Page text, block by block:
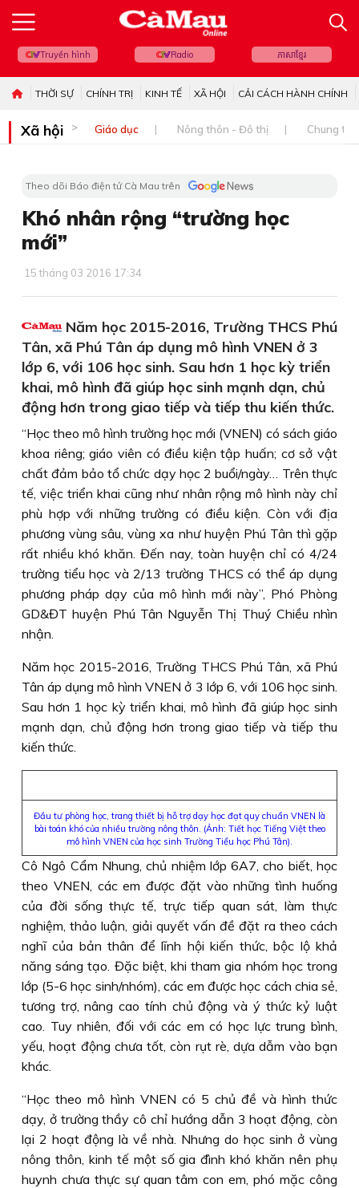
Truyền hình Radio ភាសាខ្មែរ
THỜI SỰ CHÍNH TRỊ KINH TẾ XÃ HỘI CẢI CÁCH HÀNH CHÍNH
Xã hội Giáo dục Nông thôn - Đô thị Chung
Theo dõi Báo điện tử Cà Mau trên
Khó nhân rộng “trường học
mới”
15 tháng 03 2016 17:34
Năm học 2015-2016, Trường THCS Phú
Tân, xã Phú Tân áp dụng mô hình VNEN ở 3
lớp 6, với 106 học sinh. Sau hơn 1 học kỳ triển
khai, mô hình đã giúp học sinh mạnh dạn, chủ
động hơn trong giao tiếp và tiếp thu kiến thức.
“Học theo mô hình trường học mới (VNEN) có sách giáo
khoa riêng; giáo viên có điều kiện tập huấn; cơ sở vật
chất đảm bảo tổ chức dạy học 2 buổi/ngày… Trên thực
tế, việc triển khai cũng như nhân rộng mô hình này chỉ
phù hợp với những trường có điều kiện. Còn với địa
phương vùng sâu, vùng xa như huyện Phú Tân thì gặp
rất nhiều khó khăn. Đến nay, toàn huyện chỉ có 4/24
trường tiểu học và 2/13 trường THCS có thể áp dụng
phương pháp dạy của mô hình mới này”, Phó Phòng
GD&ĐT huyện Phú Tân Nguyễn Thị Thuý Chiều nhìn
nhận.
Năm học 2015-2016, Trường THCS Phú Tân, xã Phú
Tân áp dụng mô hình VNEN ở 3 lớp 6, với 106 học sinh.
Sau hơn 1 học kỳ triển khai, mô hình đã giúp học sinh
mạnh dạn, chủ động hơn trong giao tiếp và tiếp thu
kiến thức.
Đầu tư phòng học, trang thiết bị hỗ trợ dạy học đạt quy chuẩn VNEN là
bài toán khó của nhiều trường nông thôn. (Ảnh: Tiết học Tiếng Việt theo
mô hình VNEN của học sinh Trường Tiểu học Phú Tân).
Cô Ngô Cẩm Nhung, chủ nhiệm lớp 6A7, cho biết, học
theo VNEN, các em được đặt vào những tình huống
của đời sống thực tế, trực tiếp quan sát, làm thực
nghiệm, thảo luận, giải quyết vấn đề đặt ra theo cách
nghĩ của bản thân để lĩnh hội kiến thức, bộc lộ khả
năng sáng tạo. Đặc biệt, khi tham gia nhóm học trong
lớp (5-6 học sinh/nhóm), các em được học cách chia sẻ,
tương trợ, nâng cao tính chủ động và ý thức kỷ luật
cao. Tuy nhiên, đối với các em có học lực trung bình,
yếu, hoạt động chưa tốt, còn rụt rè, dựa dẫm vào bạn
khác.
“Học theo mô hình VNEN có 5 chủ đề và hình thức
dạy, ở trường thầy cô chỉ hướng dẫn 3 hoạt động, còn
lại 2 hoạt động là về nhà. Nhưng do học sinh ở vùng
nông thôn, kinh tế một số gia đình khó khăn nên phụ
huynh chưa thực sự quan tâm con em, phó mặc công